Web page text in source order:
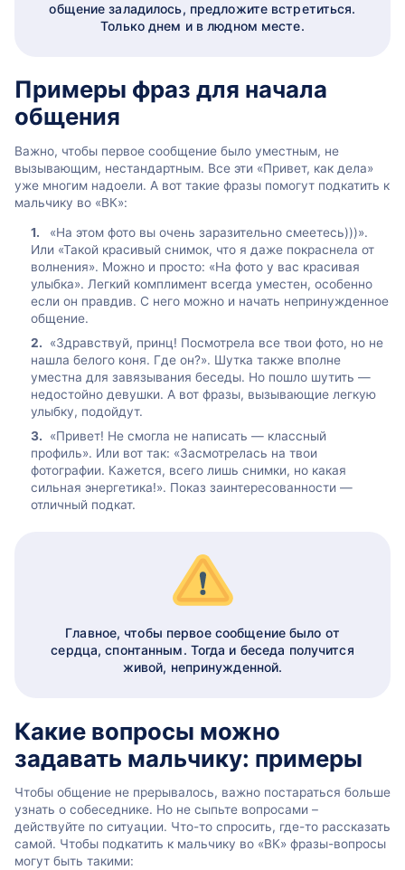
общение заладилось, предложите встретиться.
Только днем и в людном месте.
Примеры фраз для начала
общения
Важно, чтобы первое сообщение было уместным, не
вызывающим, нестандартным. Все эти «Привет, как дела»
уже многим надоели. А вот такие фразы помогут подкатить к
мальчику во «ВК»:
«На этом фото вы очень заразительно смеетесь)))».
Или «Такой красивый снимок, что я даже покраснела от
волнения». Можно и просто: «На фото у вас красивая
улыбка». Легкий комплимент всегда уместен, особенно
если он правдив. С него можно и начать непринужденное
общение.
«Здравствуй, принц! Посмотрела все твои фото, но не
нашла белого коня. Где он?». Шутка также вполне
уместна для завязывания беседы. Но пошло шутить —
недостойно девушки. А вот фразы, вызывающие легкую
улыбку, подойдут.
«Привет! Не смогла не написать — классный
профиль». Или вот так: «Засмотрелась на твои
фотографии. Кажется, всего лишь снимки, но какая
сильная энергетика!». Показ заинтересованности —
отличный подкат.
Главное, чтобы первое сообщение было от
сердца, спонтанным. Тогда и беседа получится
живой, непринужденной.
Какие вопросы можно
задавать мальчику: примеры
Чтобы общение не прерывалось, важно постараться больше
узнать о собеседнике. Но не сыпьте вопросами –
действуйте по ситуации. Что-то спросить, где-то рассказать
самой. Чтобы подкатить к мальчику во «ВК» фразы-вопросы
могут быть такими: